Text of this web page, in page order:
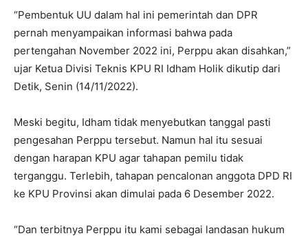
“Pembentuk UU dalam hal ini pemerintah dan DPR
pernah menyampaikan informasi bahwa pada
pertengahan November 2022 ini, Perppu akan disahkan,”
ujar Ketua Divisi Teknis KPU RI Idham Holik dikutip dari
Detik, Senin (14/11/2022).
Meski begitu, Idham tidak menyebutkan tanggal pasti
pengesahan Perppu tersebut. Namun hal itu sesuai
dengan harapan KPU agar tahapan pemilu tidak
terganggu. Terlebih, tahapan pencalonan anggota DPD RI
ke KPU Provinsi akan dimulai pada 6 Desember 2022.
“Dan terbitnya Perppu itu kami sebagai landasan hukum